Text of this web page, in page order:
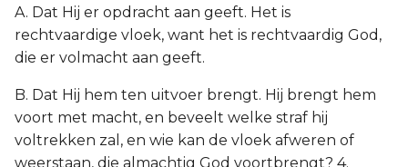
A. Dat Hij er opdracht aan geeft. Het is
rechtvaardige vloek, want het is rechtvaardig God,
die er volmacht aan geeft.
B. Dat Hij hem ten uitvoer brengt. Hij brengt hem
voort met macht, en beveelt welke straf hij
voltrekken zal, en wie kan de vloek afweren of
weerstaan, die almachtig God voortbrengt? 4.